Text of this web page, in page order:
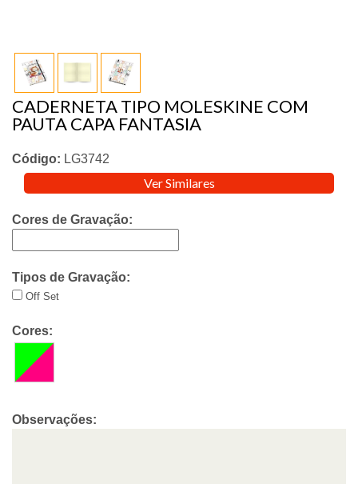
CADERNETA TIPO MOLESKINE COM
PAUTA CAPA FANTASIA
Código: LG3742
Ver Similares
Cores de Gravação:
Tipos de Gravação:
Off Set
Cores:
Observações: